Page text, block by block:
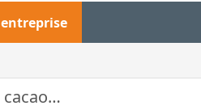
entreprise